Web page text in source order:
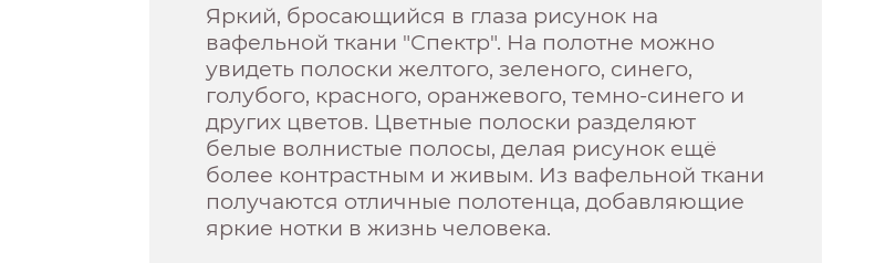
Яркий, бросающийся в глаза рисунок на
вафельной ткани "Спектр". На полотне можно
увидеть полоски желтого, зеленого, синего,
голубого, красного, оранжевого, темно-синего и
других цветов. Цветные полоски разделяют
белые волнистые полосы, делая рисунок ещё
более контрастным и живым. Из вафельной ткани
получаются отличные полотенца, добавляющие
яркие нотки в жизнь человека.